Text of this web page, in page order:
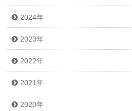
2024年
2023年
2022年
2021年
2020年